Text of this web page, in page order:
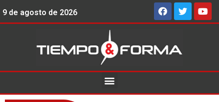
9 de agosto de 2026